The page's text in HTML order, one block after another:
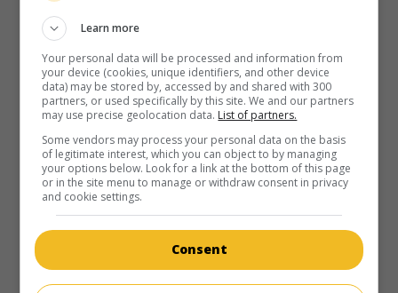
É.-U. 2003. Science-fiction
Wachowski avec Keanu Reeves, Laurence Fishburne
Carrie-Anne Moss. Trois combattants cherchent dans un
monde parallèle virtuel le moyen de contrer les menées
d'une entité qui menace l'humanité.
Durée: 138 min.
au cinéma sur mes écrans
Learn more
Your personal data will be processed and information from
your device (cookies, unique identifiers, and other device
data) may be stored by, accessed by and shared with 300
partners, or used specifically by this site. We and our partners
may use precise geolocation data. List of partners.
Some vendors may process your personal data on the basis
of legitimate interest, which you can object to by managing
your options below. Look for a link at the bottom of this page
or in the site menu to manage or withdraw consent in privacy
and cookie settings.
Consent